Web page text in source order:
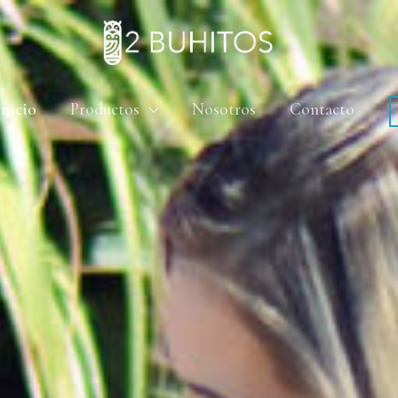
Productos Nosotros Contacto